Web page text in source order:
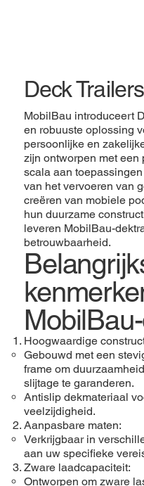
MobilBau introduceert
en robuuste oplossing
persoonlijke en
zijn ontworpen met een
scala aan
van het vervoeren van
creëren van mobiele
hun duurzame
leveren MobilBau-
betrouwbaarheid.
Hoogwaardige
Gebouwd met een
frame om
slijtage te garanderen.
Antislip dekmateriaal
veelzijdigheid.
Aanpasbare maten:
Verkrijgbaar in
aan uw specifieke
Zware laadcapaciteit:
Ontworpen om zware
Deck